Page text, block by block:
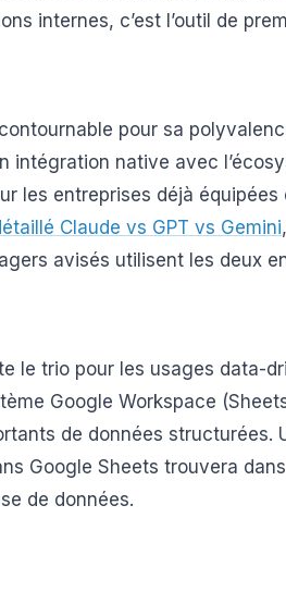
internes, c’est l’outil de
pour sa
intégration native avec
les entreprises déjà
Claude vs GPT vs Gemini
avisés utilisent les deux
le trio pour les usages data-
Google Workspace
de données structurées.
Google Sheets trouvera
de données.